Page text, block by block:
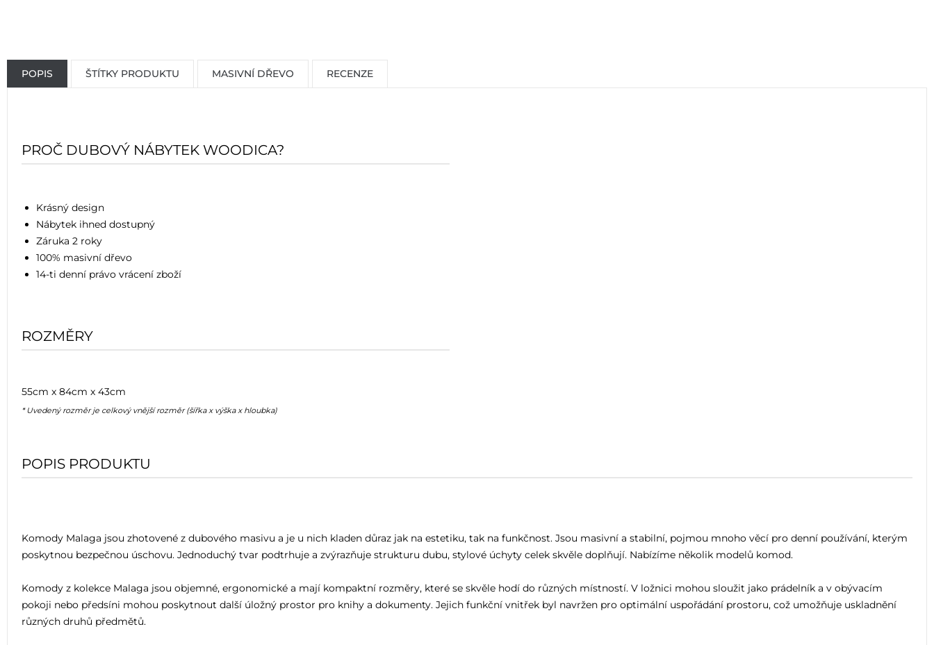
POPIS ŠTÍTKY PRODUKTU MASIVNÍ DŘEVO RECENZE
PROČ DUBOVÝ NÁBYTEK WOODICA?
Krásný design
Nábytek ihned dostupný
Záruka 2 roky
100% masivní dřevo
14-ti denní právo vrácení zboží
ROZMĚRY
55cm x 84cm x 43cm
* Uvedený rozměr je celkový vnější rozměr (šířka x výška x hloubka)
POPIS PRODUKTU
Komody Malaga jsou zhotovené z dubového masivu a je u nich kladen důraz jak na estetiku, tak na funkčnost. Jsou masivní a stabilní, pojmou mnoho věcí pro denní používání, kterým
poskytnou bezpečnou úschovu. Jednoduchý tvar podtrhuje a zvýrazňuje strukturu dubu, stylové úchyty celek skvěle doplňují. Nabízíme několik modelů komod.
Komody z kolekce Malaga jsou objemné, ergonomické a mají kompaktní rozměry, které se skvěle hodí do různých místností. V ložnici mohou sloužit jako prádelník a v obývacím
pokoji nebo předsíni mohou poskytnout další úložný prostor pro knihy a dokumenty. Jejich funkční vnitřek byl navržen pro optimální uspořádání prostoru, což umožňuje uskladnění
různých druhů předmětů.